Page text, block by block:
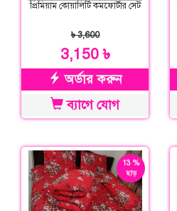
প্রিমিয়াম কোয়ালিটি কমফোর্টার সেট
৳ 3,600
3,150 ৳
অর্ডার করুন
ব্যাগে যোগ
13 %
ছাড়